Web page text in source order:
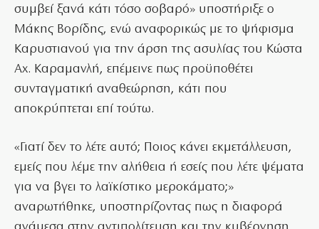
συμβεί ξανά κάτι τόσο σοβαρό» υποστήριξε ο
Μάκης Βορίδης, ενώ αναφορικώς με το ψήφισμα
Καρυστιανού για την άρση της ασυλίας του Κώστα
Αχ. Καραμανλή, επέμεινε πως προϋποθέτει
συνταγματική αναθεώρηση, κάτι που
αποκρύπτεται επί τούτω.
«Γιατί δεν το λέτε αυτό; Ποιος κάνει εκμετάλλευση,
εμείς που λέμε την αλήθεια ή εσείς που λέτε ψέματα
για να βγει το λαϊκίστικο μεροκάματο;»
αναρωτήθηκε, υποστηρίζοντας πως η διαφορά